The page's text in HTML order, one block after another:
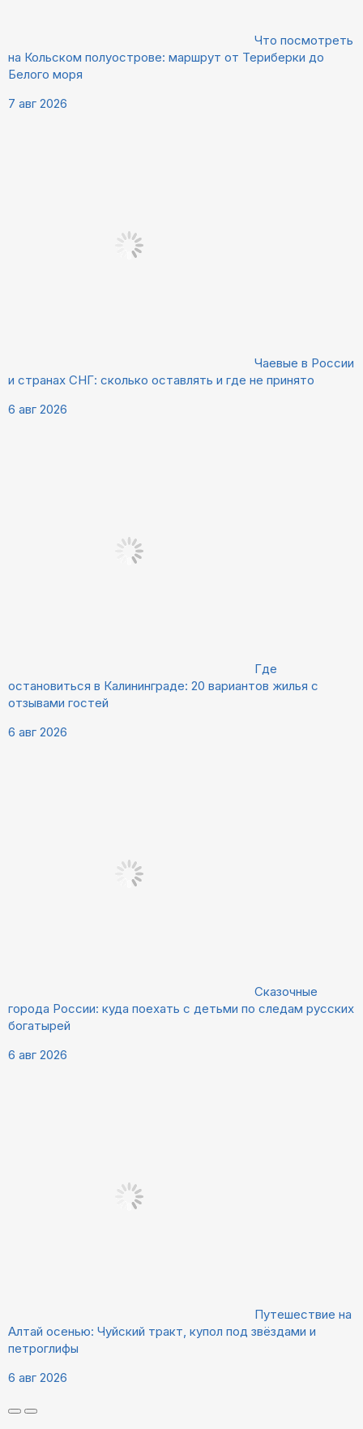
Что посмотреть
на Кольском полуострове: маршрут от Териберки до
Белого моря
7 авг 2026
Чаевые в России
и странах СНГ: сколько оставлять и где не принято
6 авг 2026
Где
остановиться в Калининграде: 20 вариантов жилья с
отзывами гостей
6 авг 2026
Сказочные
города России: куда поехать с детьми по следам русских
богатырей
6 авг 2026
Путешествие на
Алтай осенью: Чуйский тракт, купол под звёздами и
петроглифы
6 авг 2026